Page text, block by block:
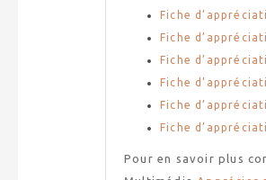
Fiche
Fiche
Fiche
Fiche
Fiche
Fiche
Pour en savoir plus